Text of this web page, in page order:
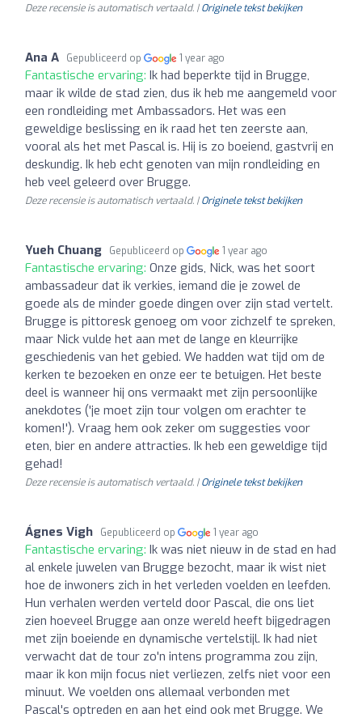
Deze recensie is automatisch vertaald. |Originele tekst bekijken
Ana A Gepubliceerd op 1 year ago
Fantastische ervaring: Ik had beperkte tijd in Brugge,
maar ik wilde de stad zien, dus ik heb me aangemeld voor
een rondleiding met Ambassadors. Het was een
geweldige beslissing en ik raad het ten zeerste aan,
vooral als het met Pascal is. Hij is zo boeiend, gastvrij en
deskundig. Ik heb echt genoten van mijn rondleiding en
heb veel geleerd over Brugge.
Deze recensie is automatisch vertaald. |Originele tekst bekijken
Yueh Chuang Gepubliceerd op 1 year ago
Fantastische ervaring: Onze gids, Nick, was het soort
ambassadeur dat ik verkies, iemand die je zowel de
goede als de minder goede dingen over zijn stad vertelt.
Brugge is pittoresk genoeg om voor zichzelf te spreken,
maar Nick vulde het aan met de lange en kleurrijke
geschiedenis van het gebied. We hadden wat tijd om de
kerken te bezoeken en onze eer te betuigen. Het beste
deel is wanneer hij ons vermaakt met zijn persoonlijke
anekdotes ('je moet zijn tour volgen om erachter te
komen!'). Vraag hem ook zeker om suggesties voor
eten, bier en andere attracties. Ik heb een geweldige tijd
gehad!
Deze recensie is automatisch vertaald. |Originele tekst bekijken
Ágnes Vigh Gepubliceerd op 1 year ago
Fantastische ervaring: Ik was niet nieuw in de stad en had
al enkele juwelen van Brugge bezocht, maar ik wist niet
hoe de inwoners zich in het verleden voelden en leefden.
Hun verhalen werden verteld door Pascal, die ons liet
zien hoeveel Brugge aan onze wereld heeft bijgedragen
met zijn boeiende en dynamische vertelstijl. Ik had niet
verwacht dat de tour zo'n intens programma zou zijn,
maar ik kon mijn focus niet verliezen, zelfs niet voor een
minuut. We voelden ons allemaal verbonden met
Pascal's optreden en aan het eind ook met Brugge. We